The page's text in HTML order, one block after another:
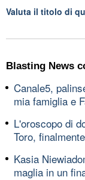
Valuta il titolo di
Blasting News
Canale5,
mia famiglia e
L'oroscopo di
Toro,
Kasia
maglia in un